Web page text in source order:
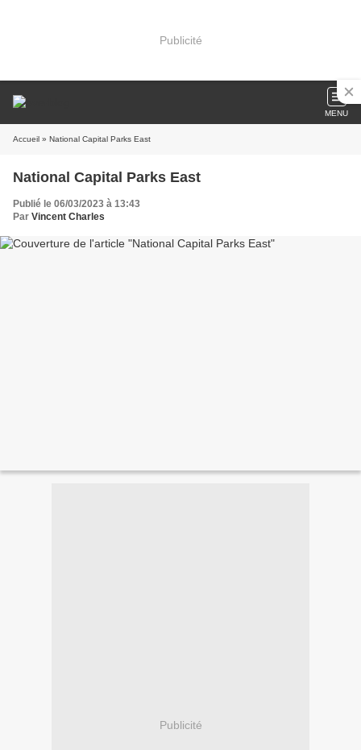
Publicité
MENU
Accueil » National Capital Parks East
National Capital Parks East
Publié le 06/03/2023 à 13:43
Par Vincent Charles
Publicité